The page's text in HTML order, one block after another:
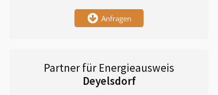
Anfragen
Partner für Energieausweis
Deyelsdorf